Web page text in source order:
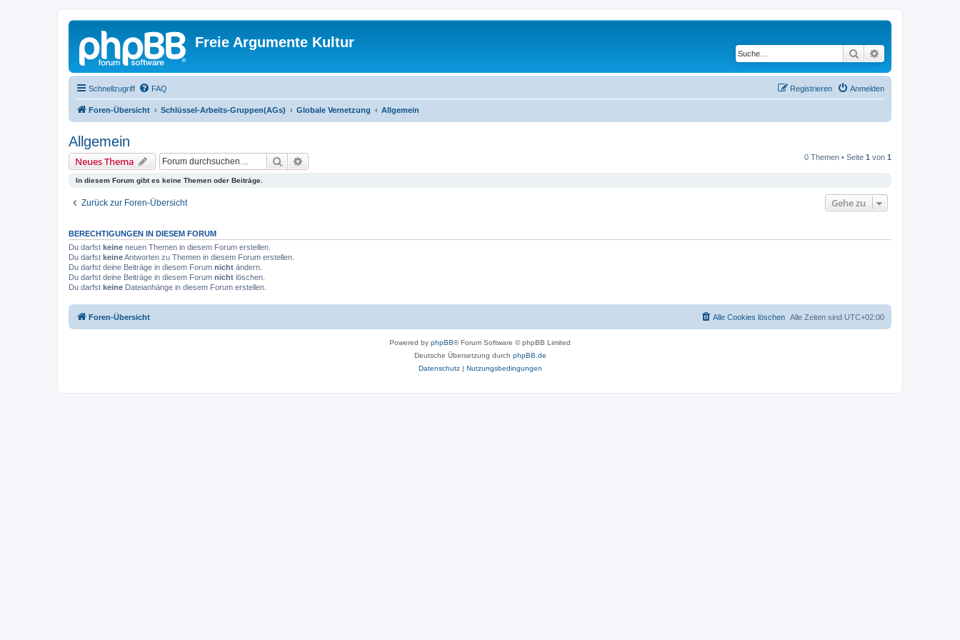
Freie Argumente Kultur
Suche
Schnellzugriff FAQ Anmelden
Registrieren
Foren-Übersicht Schlüssel-Arbeits-Gruppen(AGs) Globale Vernetzung Allgemein
Allgemein
Neues Thema Suche 0 Themen • Seite 1 von 1
In diesem Forum gibt es keine Themen oder Beiträge.
Zurück zur Foren-Übersicht Gehe zu
BERECHTIGUNGEN IN DIESEM FORUM
Du darfst keine neuen Themen in diesem Forum erstellen.
Du darfst keineAntworten zu Themen in diesem Forum erstellen.
Du darfst deine Beiträge in diesem Forum nicht ändern.
Du darfst deine Beiträge in diesem Forum nicht löschen.
Du darfst keine Dateianhänge in diesem Forum erstellen.
Foren-Übersicht Alle Zeiten sind UTC+02:00
Alle Cookies löschen
Powered by phpBB® Forum Software © phpBB Limited
Deutsche Übersetzung durch phpBB.de
Datenschutz| Nutzungsbedingungen